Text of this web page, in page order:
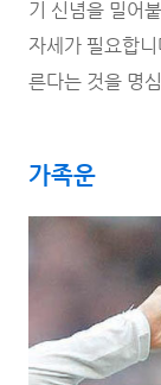
기 신념을 밀어
자세가 필요합
른다는 것을 명
가족운